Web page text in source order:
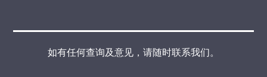
如有任何查询及意见，请随时联系我们。